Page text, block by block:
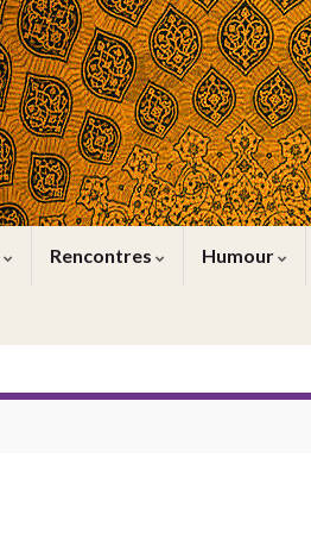
Rencontres Humour